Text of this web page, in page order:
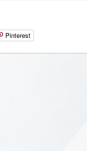
Pinterest